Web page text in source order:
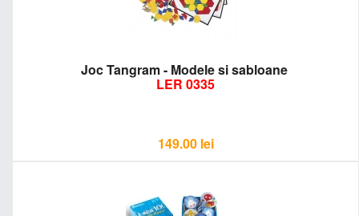
Joc Tangram - Modele si sabloane
LER 0335
149.00 lei